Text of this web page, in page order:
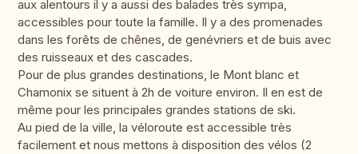
aux alentours il y a aussi des balades très sympa,
accessibles pour toute la famille. Il y a des promenades
dans les forêts de chênes, de genévriers et de buis avec
des ruisseaux et des cascades.
Pour de plus grandes destinations, le Mont blanc et
Chamonix se situent à 2h de voiture environ. Il en est de
même pour les principales grandes stations de ski.
Au pied de la ville, la véloroute est accessible très
facilement et nous mettons à disposition des vélos (2